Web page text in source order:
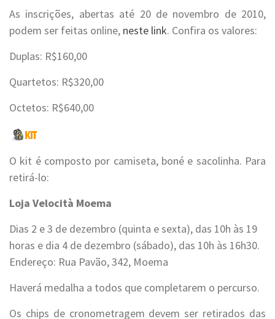
As inscrições, abertas até 20 de novembro de 2010,
podem ser feitas online, neste link. Confira os valores:
Duplas: R$160,00
Quartetos: R$320,00
Octetos: R$640,00
O kit é composto por camiseta, boné e sacolinha. Para
retirá-lo:
Loja Velocità Moema
Dias 2 e 3 de dezembro (quinta e sexta), das 10h às 19
horas e dia 4 de dezembro (sábado), das 10h às 16h30.
Endereço: Rua Pavão, 342, Moema
Haverá medalha a todos que completarem o percurso.
Os chips de cronometragem devem ser retirados das